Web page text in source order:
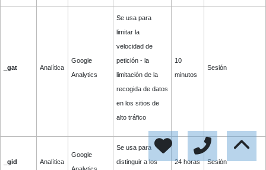
gat Analítica
Google
Analytics
Se usa para
limitar la
velocidad de
petición - la
limitación de la
recogida de datos
en los sitios de
alto tráfico
10
minutos
Sesión
_gid Analítica
Google
Se usa para
distinguir a los
24 horas Sesión